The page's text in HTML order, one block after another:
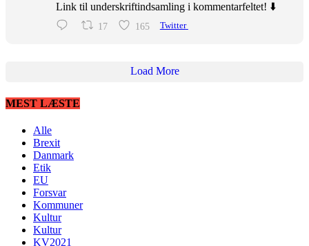
Link til underskriftindsamling i kommentarfeltet! ⬇️
17 165 Twitter
Load More
MEST LÆSTE
Alle
Brexit
Danmark
Etik
EU
Forsvar
Kommuner
Kultur
Kultur
KV2021